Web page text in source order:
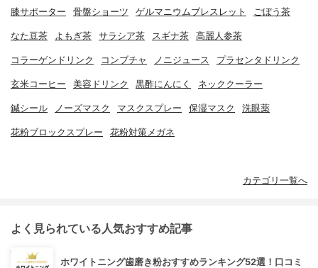
膝サポーター 骨盤ショーツ ゲルマニウムブレスレット ごぼう茶
なた豆茶 よもぎ茶 サラシア茶 スギナ茶 高麗人参茶
コラーゲンドリンク コンブチャ ノニジュース プラセンタドリンク
玄米コーヒー 美容ドリンク 黒酢にんにく ネッククーラー
鍼シール ノーズマスク マスクスプレー 保湿マスク 洗眼薬
花粉ブロックスプレー 花粉対策メガネ
カテゴリ一覧へ
よく見られている人気おすすめ記事
ホワイトニング歯磨き粉おすすめランキング52選！口コミ